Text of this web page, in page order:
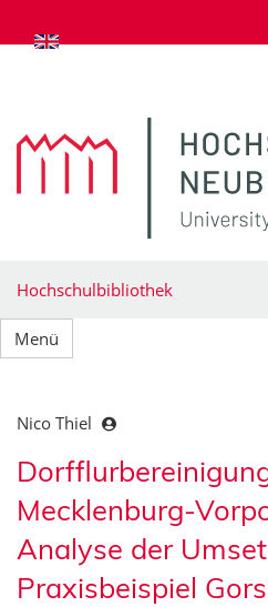
zum Inhalt springen
Hochschulbibliothek
Menü
Nico Thiel
Mecklenburg-
Analyse der
Praxisbeispiel